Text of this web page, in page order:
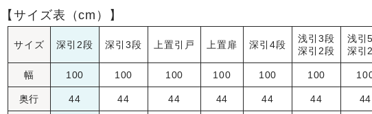
【サイズ表（cm）】
サイズ 深引2段 深引3段 上置引戸 上置扉 深引4段
浅引3段
深引2段
浅引
深引
幅 100 100 100 100 100 100
奥行 44 44 44 44 44 44 44